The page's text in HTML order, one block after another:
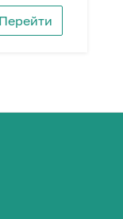
Перейти